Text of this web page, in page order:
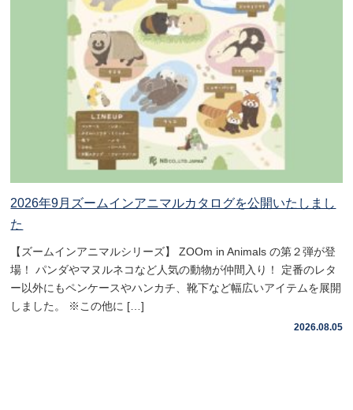
2026年9月ズームインアニマルカタログを公開いたしまし
た
【ズームインアニマルシリーズ】 ZOOm in Animals の第２弾が登
場！ パンダやマヌルネコなど人気の動物が仲間入り！ 定番のレタ
ー以外にもペンケースやハンカチ、靴下など幅広いアイテムを展開
しました。 ※この他に […]
2026.08.05